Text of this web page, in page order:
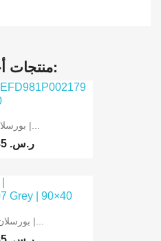
16 منتجات أخرى في نفس الفئة:
بورسلان لميع |...
67.85 ر.س.‏
بورسلان ساتين |...